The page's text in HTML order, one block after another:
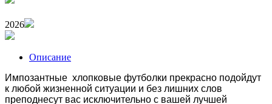
2026
Описание
Импозантные хлопковые футболки прекрасно подойдут
к любой жизненной ситуации и без лишних слов
преподнесут вас исключительно с вашей лучшей